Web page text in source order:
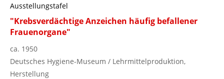
Ausstellungstafel
"Krebsverdächtige Anzeichen häufig befallener
Frauenorgane"
ca. 1950
Deutsches Hygiene-Museum / Lehrmittelproduktion,
Herstellung